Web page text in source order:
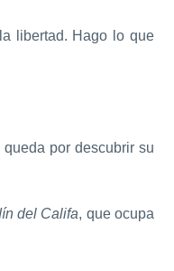
libertad. Hago lo que
por descubrir su
del Califa, que ocupa